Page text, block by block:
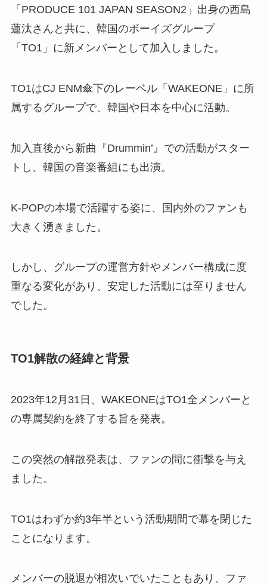
「PRODUCE 101 JAPAN SEASON2」出身の西島
蓮汰さんと共に、韓国のボーイズグループ
「TO1」に新メンバーとして加入しました。
TO1はCJ ENM傘下のレーベル「WAKEONE」に所
属するグループで、韓国や日本を中心に活動。
加入直後から新曲『Drummin’』での活動がスター
トし、韓国の音楽番組にも出演。
K-POPの本場で活躍する姿に、国内外のファンも
大きく湧きました。
しかし、グループの運営方針やメンバー構成に度
重なる変化があり、安定した活動には至りません
でした。
TO1解散の経緯と背景
2023年12月31日、WAKEONEはTO1全メンバーと
の専属契約を終了する旨を発表。
この突然の解散発表は、ファンの間に衝撃を与え
ました。
TO1はわずか約3年半という活動期間で幕を閉じた
ことになります。
メンバーの脱退が相次いでいたこともあり、ファ